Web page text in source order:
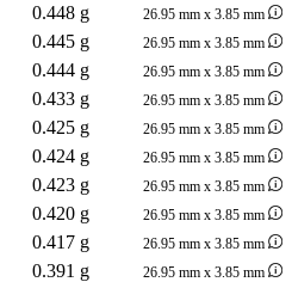
0.448 g
26.95 mm x 3.85 mm
0.445 g
26.95 mm x 3.85 mm
0.444 g
26.95 mm x 3.85 mm
0.433 g
26.95 mm x 3.85 mm
0.425 g
26.95 mm x 3.85 mm
0.424 g
26.95 mm x 3.85 mm
0.423 g
26.95 mm x 3.85 mm
0.420 g
26.95 mm x 3.85 mm
0.417 g
26.95 mm x 3.85 mm
0.391 g
26.95 mm x 3.85 mm